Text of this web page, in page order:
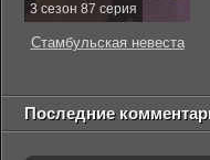
3 сезон 87 серия
Стамбульская невеста
Последние